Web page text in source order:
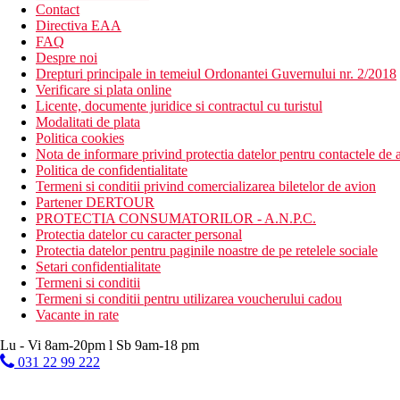
Contact
Directiva EAA
FAQ
Despre noi
Drepturi principale in temeiul Ordonantei Guvernului nr. 2/2018
Verificare si plata online
Licente, documente juridice si contractul cu turistul
Modalitati de plata
Politica cookies
Nota de informare privind protectia datelor pentru contactele de
Politica de confidentialitate
Termeni si conditii privind comercializarea biletelor de avion
Partener DERTOUR
PROTECTIA CONSUMATORILOR - A.N.P.C.
Protectia datelor cu caracter personal
Protectia datelor pentru paginile noastre de pe retelele sociale
Setari confidentialitate
Termeni si conditii
Termeni si conditii pentru utilizarea voucherului cadou
Vacante in rate
Lu - Vi 8am-20pm l Sb 9am-18 pm
031 22 99 222